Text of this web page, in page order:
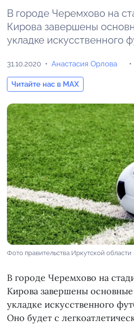
В городе Черемхово на
Кирова завершены
укладке искусственного
31.10.2020 Анастасия Орлова
Читайте нас в MAX
Фото правительства Иркутской области
В городе Черемхово на
Кирова завершены
укладке искусственного
Оно будет с